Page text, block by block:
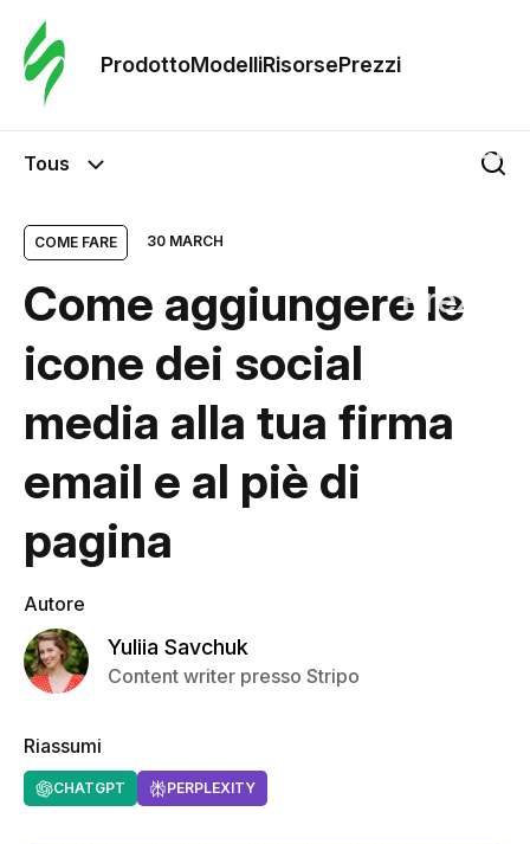
ProdottoModelliRisorsePrezzi
Modelli
Prezzi
Tous
COME FARE 30 MARCH
Come aggiungere le
icone dei social
media alla tua firma
email e al piè di
pagina
Autore
Yuliia Savchuk
Content writer presso Stripo
Riassumi
CHATGPT PERPLEXITY